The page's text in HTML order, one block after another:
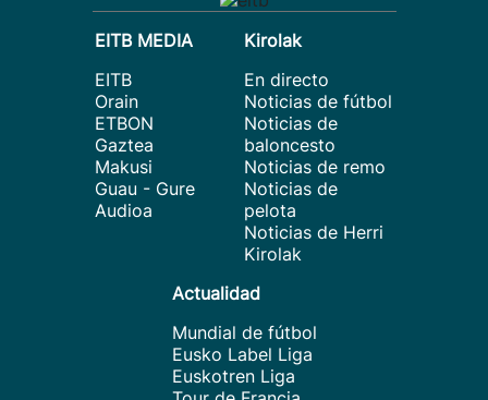
EITB MEDIA
EITB
Orain
ETBON
Gaztea
Makusi
Guau - Gure
Audioa
Kirolak
En directo
Noticias de fútbol
Noticias de
baloncesto
Noticias de remo
Noticias de
pelota
Noticias de Herri
Kirolak
Actualidad
Mundial de fútbol
Eusko Label Liga
Euskotren Liga